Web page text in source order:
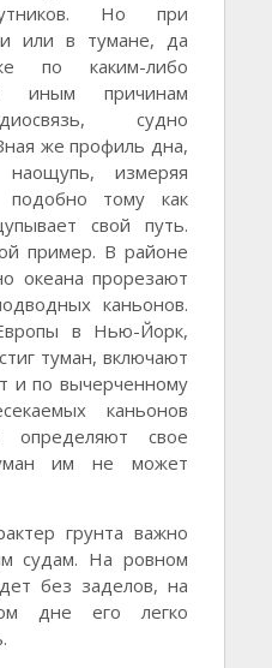
Но при
или в тумане, да
по каким-либо
иным причинам
судно
же профиль дна,
измеряя
подобно тому как
свой путь.
пример. В районе
океана прорезают
каньонов.
в Нью-Йорк,
туман, включают
и по вычерченному
каньонов
определяют свое
им не может
грунта важно
судам. На ровном
без заделов, на
дне его легко